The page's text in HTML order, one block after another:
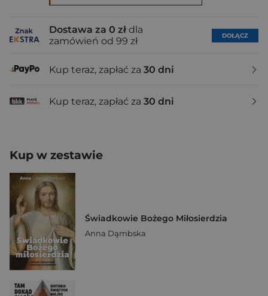
Dostawa za 0 zł dla
zamówień od 99 zł
DOŁĄCZ
Kup teraz, zapłać za 30 dni
Kup teraz, zapłać za 30 dni
Kup w zestawie
Świadkowie Bożego Miłosierdzia
Anna Dąmbska